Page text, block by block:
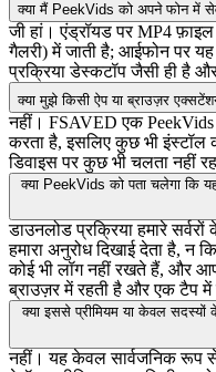
क्या मैं PeekVids को अपने फोन में
जी हां। एंड्रॉयड पर MP4
गैलरी) में जाती है; आईफोन पर
प्रक्रिया डेस्कटॉप जैसी ही है
क्या मुझे किसी ऐप या ब्राउज़र
नहीं। FSAVED एक PeekVids
करता है, इसलिए कुछ भी
डिवाइस पर कुछ भी चलता नहीं
क्या PeekVids को पता चलेगा कि
डाउनलोड प्रक्रिया हमारे
हमारा अनुरोध दिखाई देता है,
कोई भी लॉग नहीं रखते हैं, और
ब्राउज़र में रहती है और एक टैप में
क्या इससे प्रीमियम या केवल
नहीं। यह केवल सार्वजनिक रूप